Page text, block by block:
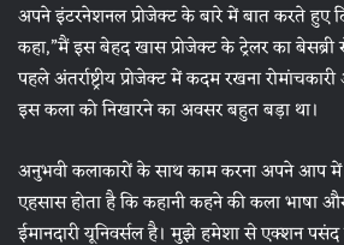
अपने इंटरनेशनल प्रोजेक्ट के बारे में बात करते हुए
कहा,”मैं इस बेहद खास प्रोजेक्ट के ट्रेलर का
पहले अंतर्राष्ट्रीय प्रोजेक्ट में कदम रखना
इस कला को निखारने का अवसर बहुत बड़ा था।
अनुभवी कलाकारों के साथ काम करना अपने आप
एहसास होता है कि कहानी कहने की कला भाषा
ईमानदारी यूनिवर्सल है। मुझे हमेशा से एक्शन